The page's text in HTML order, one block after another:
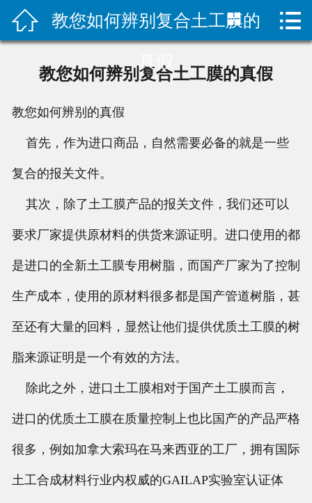
 HOME
联系我们
 教您如何辨别复合土工膜的
真假
 
教您如何辨别复合土工膜的真假
教您如何辨别 的真假
首先，作为进口商品，自然需要必备的就是一些
复合的报关文件。
其次，除了土工膜产品的报关文件，我们还可以
要求厂家提供原材料的供货来源证明。进口使用的都
是进口的全新土工膜专用树脂，而国产厂家为了控制
生产成本，使用的原材料很多都是国产管道树脂，甚
至还有大量的回料，显然让他们提供优质土工膜的树
脂来源证明是一个有效的方法。
除此之外，进口土工膜相对于国产土工膜而言，
进口的优质土工膜在质量控制上也比国产的产品严格
很多，例如加拿大索玛在马来西亚的工厂，拥有国际
土工合成材料行业内权威的GAILAP实验室认证体